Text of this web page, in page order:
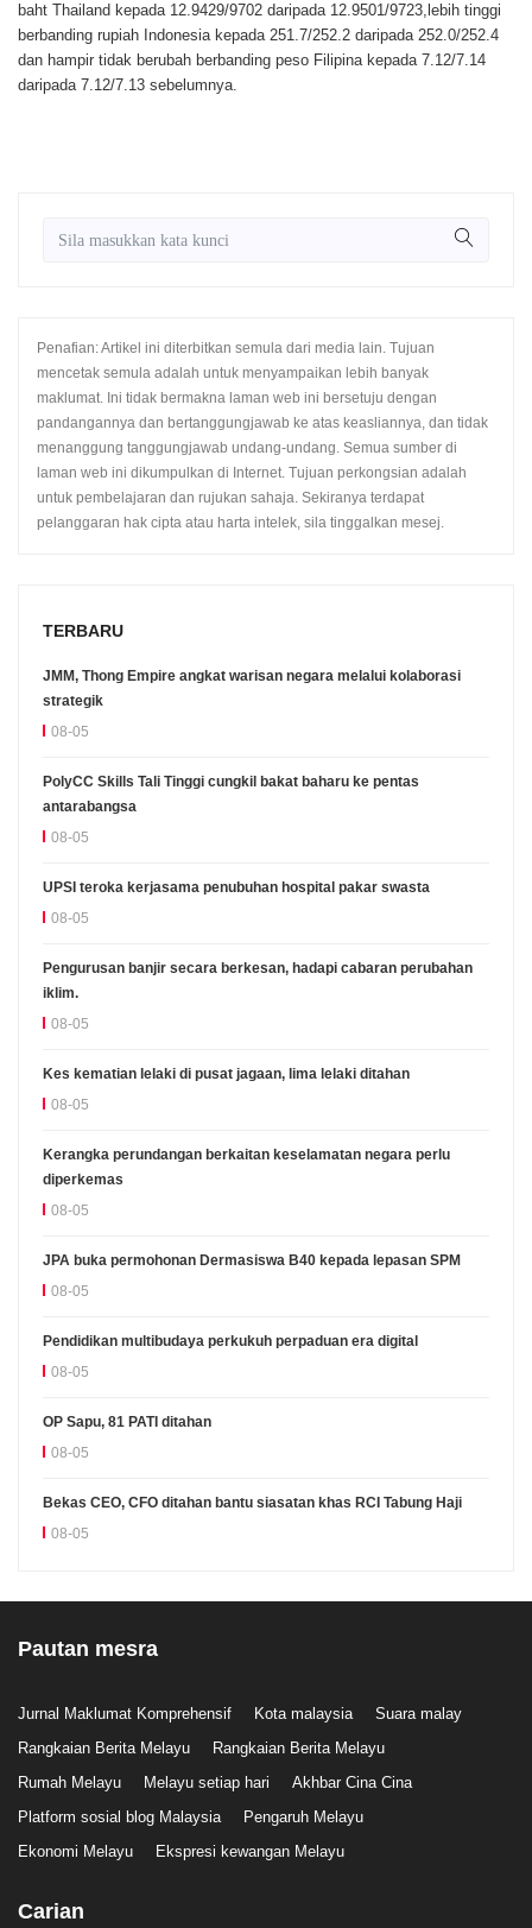
baht Thailand kepada 12.9429/9702 daripada 12.9501/9723,lebih tinggi
berbanding rupiah Indonesia kepada 251.7/252.2 daripada 252.0/252.4
dan hampir tidak berubah berbanding peso Filipina kepada 7.12/7.14
daripada 7.12/7.13 sebelumnya.
Penafian: Artikel ini diterbitkan semula dari media lain. Tujuan
mencetak semula adalah untuk menyampaikan lebih banyak
maklumat. Ini tidak bermakna laman web ini bersetuju dengan
pandangannya dan bertanggungjawab ke atas keasliannya, dan tidak
menanggung tanggungjawab undang-undang. Semua sumber di
laman web ini dikumpulkan di Internet. Tujuan perkongsian adalah
untuk pembelajaran dan rujukan sahaja. Sekiranya terdapat
pelanggaran hak cipta atau harta intelek, sila tinggalkan mesej.
TERBARU
JMM, Thong Empire angkat warisan negara melalui kolaborasi
strategik
08-05
PolyCC Skills Tali Tinggi cungkil bakat baharu ke pentas
antarabangsa
08-05
UPSI teroka kerjasama penubuhan hospital pakar swasta
08-05
Pengurusan banjir secara berkesan, hadapi cabaran perubahan
iklim.
08-05
Kes kematian lelaki di pusat jagaan, lima lelaki ditahan
08-05
Kerangka perundangan berkaitan keselamatan negara perlu
diperkemas
08-05
JPA buka permohonan Dermasiswa B40 kepada lepasan SPM
08-05
Pendidikan multibudaya perkukuh perpaduan era digital
08-05
OP Sapu, 81 PATI ditahan
08-05
Bekas CEO, CFO ditahan bantu siasatan khas RCI Tabung Haji
08-05
Pautan mesra
Jurnal Maklumat Komprehensif Kota malaysia
Suara malay
Rangkaian Berita Melayu
Rangkaian Berita Melayu
Rumah Melayu
Melayu setiap hari
Akhbar Cina Cina
Platform sosial blog Malaysia
Pengaruh Melayu
Ekonomi Melayu
Ekspresi kewangan Melayu
Carian